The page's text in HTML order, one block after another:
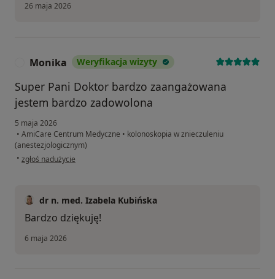
26 maja 2026
Monika Weryfikacja wizyty
Super Pani Doktor bardzo zaangażowana
jestem bardzo zadowolona
5 maja 2026
• AmiCare Centrum Medyczne • kolonoskopia w znieczuleniu
(anestezjologicznym)
• w opinii użytkownika Monika
zgłoś nadużycie
dr n. med. Izabela Kubińska
Bardzo dziękuję!
6 maja 2026